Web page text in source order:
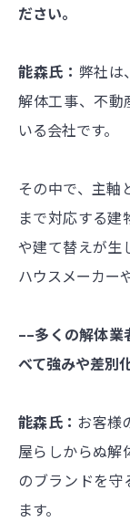
ださい。
能森氏： 弊社は
解体工事、不動
いる会社です。
その中で、主軸
まで対応する建
や建て替えが生
ハウスメーカー
––多くの解体業
べて強みや差別
能森氏： お客様
屋らしからぬ解
のブランドを
ます。